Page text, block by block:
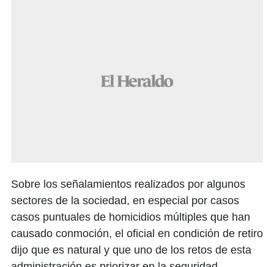
Sobre los señalamientos realizados por algunos
sectores de la sociedad, en especial por casos
casos puntuales de homicidios múltiples que han
causado conmoción, el oficial en condición de retiro
dijo que es natural y que uno de los retos de esta